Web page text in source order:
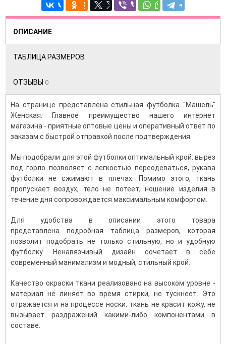
ОПИСАНИЕ
ТАБЛИЦА РАЗМЕРОВ
ОТЗЫВЫ 0
На странице представлена стильная футболка "Машель"
Женская. Главное преимущество нашего интернет
магазина - приятные оптовые цены и оперативный ответ по
заказам с быстрой отправкой после подтверждения.
Мы подобрали для этой футболки оптимальный крой: вырез
под горло позволяет с легкостью переодеваться, рукава
футболки не сжимают в плечах. Помимо этого, ткань
пропускает воздух, тело не потеет, ношение изделия в
течение дня сопровождается максимальным комфортом.
Для удобства в описании этого товара
представлена подробная таблица размеров, которая
позволит подобрать не только стильную, но и удобную
футболку. Ненавязчивый дизайн сочетает в себе
современный манимализм и модный, стильный крой.
Качество окраски ткани реализовано на высоком уровне -
материал не линяет во время стирки, не тускнеет. Это
отражается и на процессе носки: ткань не красит кожу, не
вызывает раздражений какими-либо компонентами в
составе.